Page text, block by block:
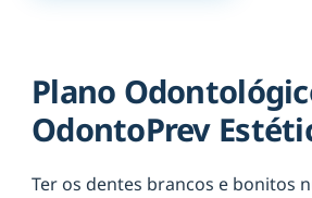
Plano
OdontoPrev
Ter os dentes brancos e bonitos